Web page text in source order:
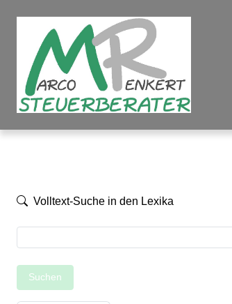
Volltext-Suche in den Lexika
Suchen